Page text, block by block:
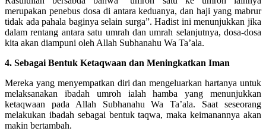
merupakan penebus dosa di antara keduanya, dan haji yang mabrur
tidak ada pahala baginya selain surga”. Hadist ini menunjukkan jika
dalam rentang antara satu umrah dan umrah selanjutnya, dosa-dosa
kita akan diampuni oleh Allah Subhanahu Wa Ta’ala.
4. Sebagai Bentuk Ketaqwaan dan Meningkatkan Iman
Mereka yang menyempatkan diri dan mengeluarkan hartanya untuk
melaksanakan ibadah umroh ialah hamba yang menunjukkan
ketaqwaan pada Allah Subhanahu Wa Ta’ala. Saat seseorang
melakukan ibadah sebagai bentuk taqwa, maka keimanannya akan
makin bertambah.